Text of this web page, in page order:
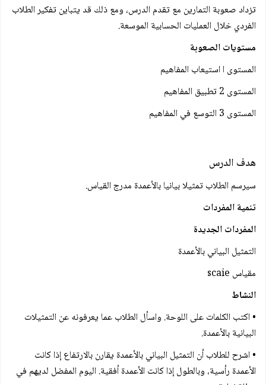
تزداد صعوبة التمارين مع تقدم الدرس، ومع ذلك قد يتباين تفكير الطلاب
الفردي خلال العمليات الحسابية الموسعة.
مستويات الصعوبة
المستوى ا استيعاب المفاهيم
المستوى 2 تطبيق المفاهيم
المستوى 3 التوسع في المفاهيم
هدف الدرس
سيرسم الطلاب تمثيلا بيانيا بالأعمدة مدرج القياس.
تنمية المفردات
المفردات الجديدة
التمثيل البياني بالأعمدة
مقياس scaie
النشاط
• اكتب الكلمات على اللوحة. واسأل الطلاب عما يعرفونه عن التمثيلات
البيانية بالأعمدة.
• اشرح للطلاب أن التمثيل البياني بالأعمدة يقارن بالارتفاع إذا كانت
الأعمدة رأسية، وبالطول إذا كانت الأعمدة أفقية. اليوم المفضل لديهم في